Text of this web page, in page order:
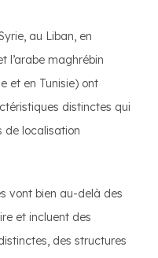
au Liban, en
l’arabe maghrébin
et en Tunisie) ont
distinctes qui
de localisation
vont bien au-delà des
et incluent des
des structures